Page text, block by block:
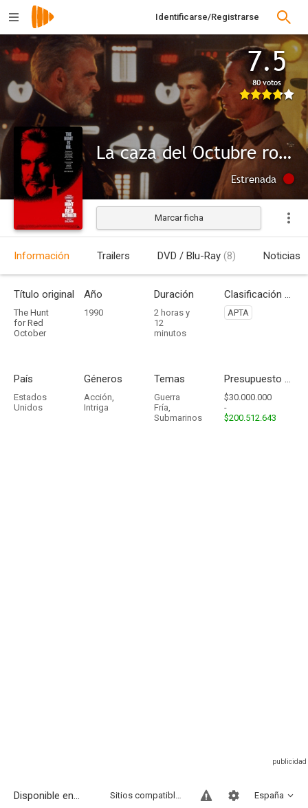
Identificarse/Registrarse
7.5
80 votos
La caza del Octubre rojo
Estrenada
Marcar ficha
Información Trailers DVD / Blu-Ray (8) Noticias
Título original
The Hunt
for Red
October
Año
1990
Duración
2 horas y
12
minutos
Clasificación por edades
APTA
País
Estados
Unidos
Géneros
Acción,
Intriga
Temas
Guerra
Fría,
Submarinos
Presupuesto - Ingresos
$30.000.000
-
$200.512.643
Disponible en... España
Sitios compatibles